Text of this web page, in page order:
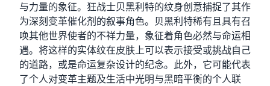
与力量的象征。狂战士贝黑利特的纹身创意捕捉了其作
为深刻变革催化剂的叙事角色。贝黑利特稀有且具有召
唤其他世界使者的不祥力量，象征着角色必然与命运相
遇。将这样的实体纹在皮肤上可以表示接受或挑战自己
的道路，或是命运复杂设计的纪念。此外，它可能代表
了个人对变革主题及生活中光明与黑暗平衡的个人联